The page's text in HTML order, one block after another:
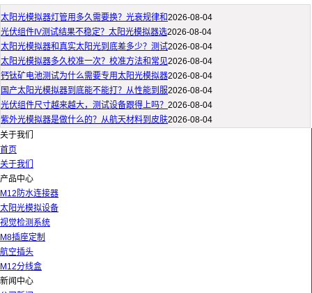
太阳光模拟器灯管用多久需要换？光衰规律和2026-08-04
光伏组件IV测试结果不稳定？太阳光模拟器选2026-08-04
太阳光模拟器和真实太阳光到底差多少？测试2026-08-04
太阳光模拟器多久校准一次？校准方法和常见2026-08-04
钙钛矿电池测试为什么需要专用太阳光模拟器2026-08-04
国产太阳光模拟器到底能不能打？从性能到服2026-08-04
光伏组件尺寸越来越大，测试设备跟得上吗？ 2026-08-04
紫外光模拟器是做什么的？从航天材料到皮肤2026-08-04
关于我们
首页
关于我们
产品中心
M12防水连接器
太阳光模拟设备
视觉检测系统
M8插座定制
航空插头
M12分线盒
新闻中心